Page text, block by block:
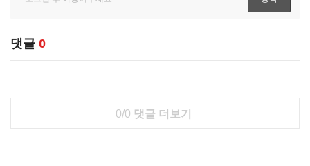
댓글 0
0/0 댓글 더보기